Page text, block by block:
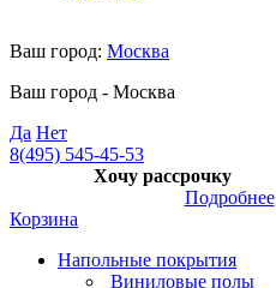
Ваш город: Москва
Ваш город - Москва
Да Нет
8(495) 545-45-53
Хочу рассрочку
Подробнее
Корзина
Напольные покрытия
Виниловые полы